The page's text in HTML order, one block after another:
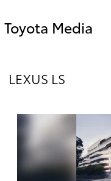
Toyota Media
LEXUS LS